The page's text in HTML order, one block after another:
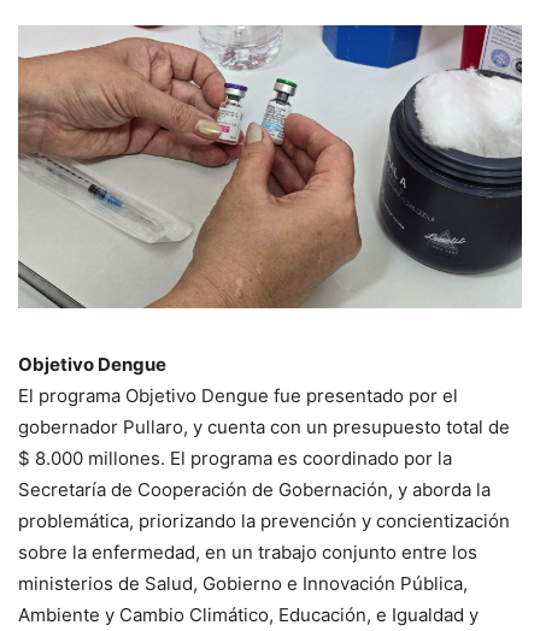
Objetivo Dengue
El programa Objetivo Dengue fue presentado por el
gobernador Pullaro, y cuenta con un presupuesto total de
$ 8.000 millones. El programa es coordinado por la
Secretaría de Cooperación de Gobernación, y aborda la
problemática, priorizando la prevención y concientización
sobre la enfermedad, en un trabajo conjunto entre los
ministerios de Salud, Gobierno e Innovación Pública,
Ambiente y Cambio Climático, Educación, e Igualdad y